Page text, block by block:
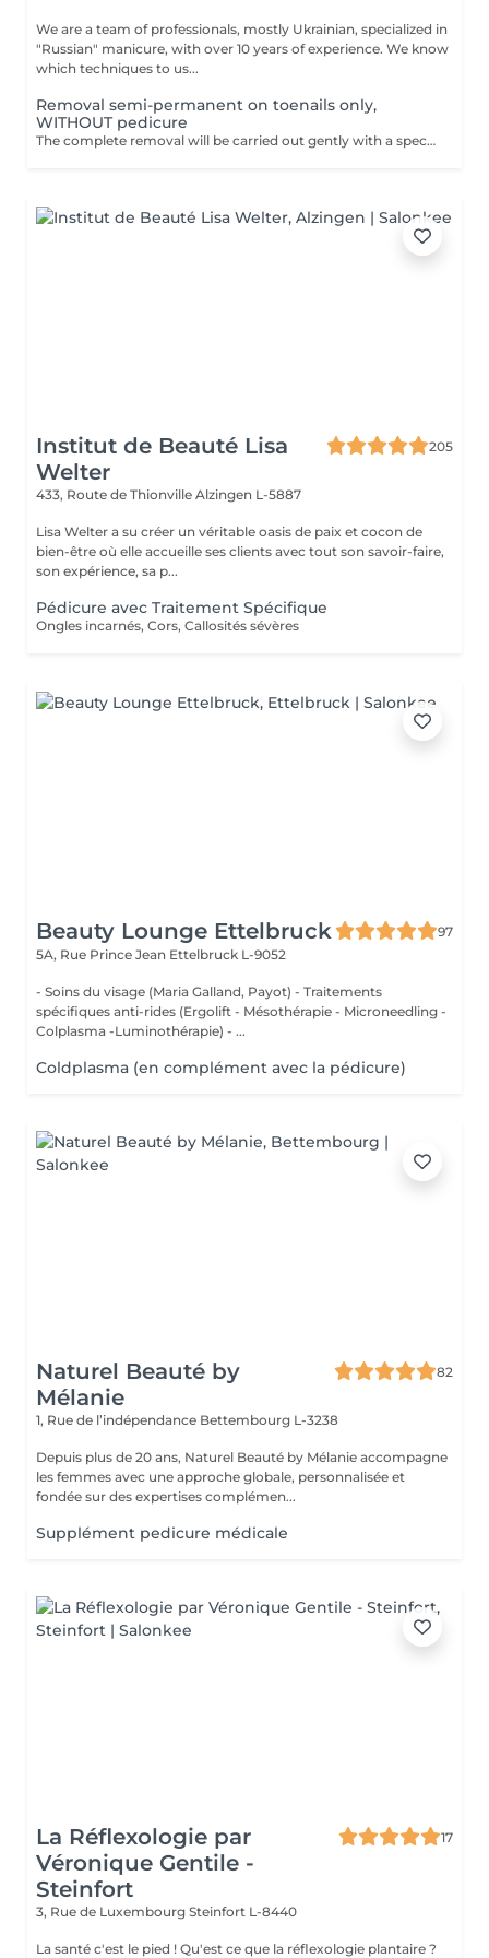
We are a team of professionals, mostly Ukrainian, specialized in
"Russian" manicure, with over 10 years of experience. We know
which techniques to us...
Removal semi-permanent on toenails only,
WITHOUT pedicure
The complete removal will be carried out gently with a special nail drill bit Included in the service : Shape and file nails.
Institut de Beauté Lisa
Welter
205
433, Route de Thionville Alzingen L-5887
Lisa Welter a su créer un véritable oasis de paix et cocon de
bien-être où elle accueille ses clients avec tout son savoir-faire,
son expérience, sa p...
Pédicure avec Traitement Spécifique
Ongles incarnés, Cors, Callosités sévères
Beauty Lounge Ettelbruck
97
5A, Rue Prince Jean Ettelbruck L-9052
- Soins du visage (Maria Galland, Payot) - Traitements
spécifiques anti-rides (Ergolift - Mésothérapie - Microneedling -
Colplasma -Luminothérapie) - ...
Coldplasma (en complément avec la pédicure)
Naturel Beauté by
Mélanie
82
1, Rue de l’indépendance Bettembourg L-3238
Depuis plus de 20 ans, Naturel Beauté by Mélanie accompagne
les femmes avec une approche globale, personnalisée et
fondée sur des expertises complémen...
Supplément pedicure médicale
La Réflexologie par
Véronique Gentile -
Steinfort
17
3, Rue de Luxembourg Steinfort L-8440
La santé c'est le pied ! Qu'est ce que la réflexologie plantaire ?